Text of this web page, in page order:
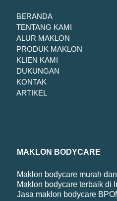
BERANDA
TENTANG KAMI
ALUR MAKLON
PRODUK MAKLON
KLIEN KAMI
DUKUNGAN
KONTAK
ARTIKEL
MAKLON BODYCARE
Maklon bodycare murah
Maklon bodycare terbaik di
Jasa maklon bodycare